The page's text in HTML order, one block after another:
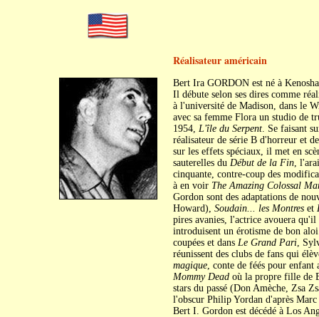
Réalisateur américain
Bert Ira GORDON est né à
Il débute selon ses dires comme
à l'université de Madison, dans le
avec sa femme Flora un studio de
1954, L'île du Serpent. Se faisant
réalisateur de série B d'horreur et
sur les effets spéciaux, il met en
sauterelles du Début de la Fin,
cinquante, contre-coup des
à en voir The Amazing Colossal
Gordon sont des adaptations de
Howard), Soudain... les Montreset
pires avanies, l'actrice avouera
introduisent un érotisme de bon
coupées et dans Le Grand Pari,
réunissent des clubs de fans qui
magique, conte de féés pour enfant
Mommy Deadoù la propre fille de
stars du passé (Don Amèche, Zsa
l'obscur Philip Yordan d'après
Bert I. Gordon est décédé à Los